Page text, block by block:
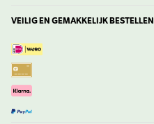
VEILIG EN GEMAKKELIJK BESTELLEN